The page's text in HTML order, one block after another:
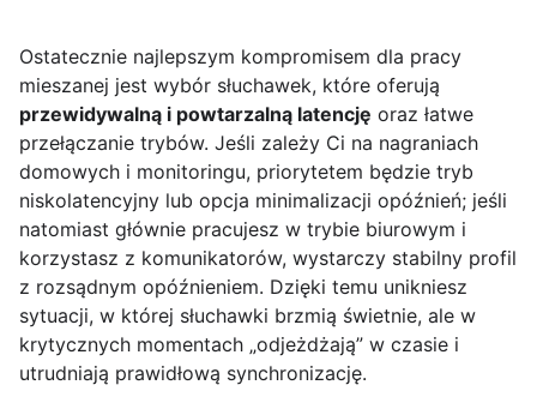
Ostatecznie najlepszym kompromisem dla pracy
mieszanej jest wybór słuchawek, które oferują
przewidywalną i powtarzalną latencję oraz łatwe
przełączanie trybów. Jeśli zależy Ci na nagraniach
domowych i monitoringu, priorytetem będzie tryb
niskolatencyjny lub opcja minimalizacji opóźnień; jeśli
natomiast głównie pracujesz w trybie biurowym i
korzystasz z komunikatorów, wystarczy stabilny profil
z rozsądnym opóźnieniem. Dzięki temu unikniesz
sytuacji, w której słuchawki brzmią świetnie, ale w
krytycznych momentach „odjeżdżają” w czasie i
utrudniają prawidłową synchronizację.